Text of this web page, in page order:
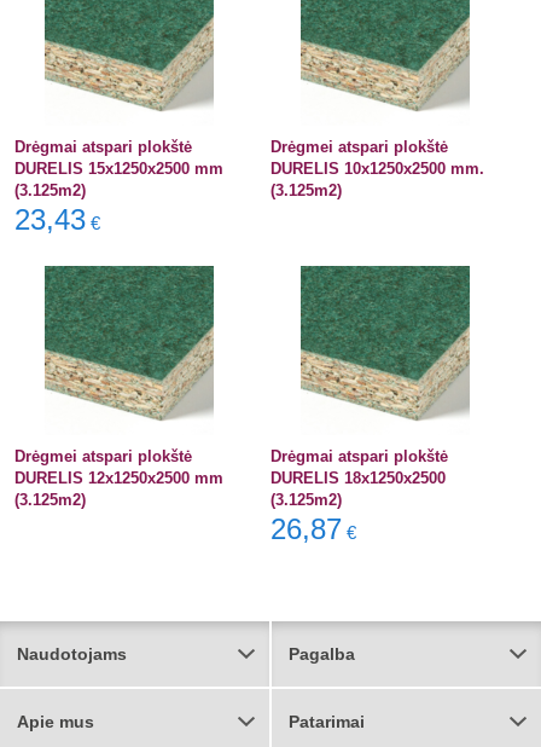
Drėgmai atspari plokštė
DURELIS 15x1250x2500 mm
(3.125m2)
23,43 €
Drėgmei atspari plokštė
DURELIS 10x1250x2500 mm.
(3.125m2)
Drėgmei atspari plokštė
DURELIS 12x1250x2500 mm
(3.125m2)
Drėgmai atspari plokštė
DURELIS 18x1250x2500
(3.125m2)
26,87 €
Naudotojams Pagalba
Apie mus Patarimai